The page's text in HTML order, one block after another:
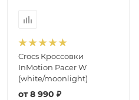
Crocs Кроссовки
InMotion Pacer W
(white/moonlight)
от8 990 ₽